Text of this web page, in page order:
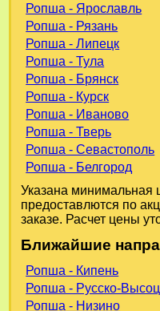
Ропша - Ярославль
Ропша - Рязань
Ропша - Липецк
Ропша - Тула
Ропша - Брянск
Ропша - Курск
Ропша - Иваново
Ропша - Тверь
Ропша - Севастополь
Ропша - Белгород
Указана минимальная
предоставлются по
заказе. Расчет цены
Ближайшие
Ропша - Кипень
Ропша - Русско-
Ропша - Низино